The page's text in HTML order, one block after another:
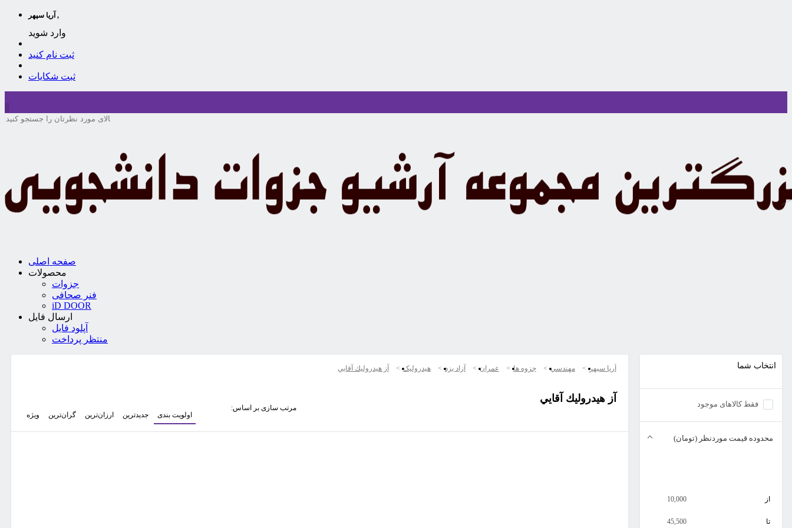
آریا سپهر ,
وارد شوید
ثبت نام کنید
ثبت شکایات
صفحه اصلی
محصولات
جزوات
فنر صحافی
iD DOOR
ارسال فایل
آپلود فایل
منتظر پرداخت
انتخاب شما
فقط کالاهای موجود
محدوده قیمت موردنظر (تومان)
از 10,000
تا 45,500
آریا سپهر مهندسي جزوه ها عمران آزاد یزد هیدرولیک آز هيدروليك آقايي
آز هيدروليك آقايي
مرتب سازی بر اساس:
اولویت بندی
جدیدترین ارزان‌ترین گران‌ترین ویژه